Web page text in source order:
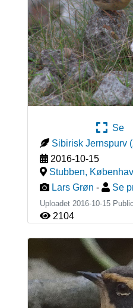
Se
Sibirisk Jernspurv (
2016-10-15
Stubben,
Lars Grøn - Se
Uploadet 2016-10-15
2104